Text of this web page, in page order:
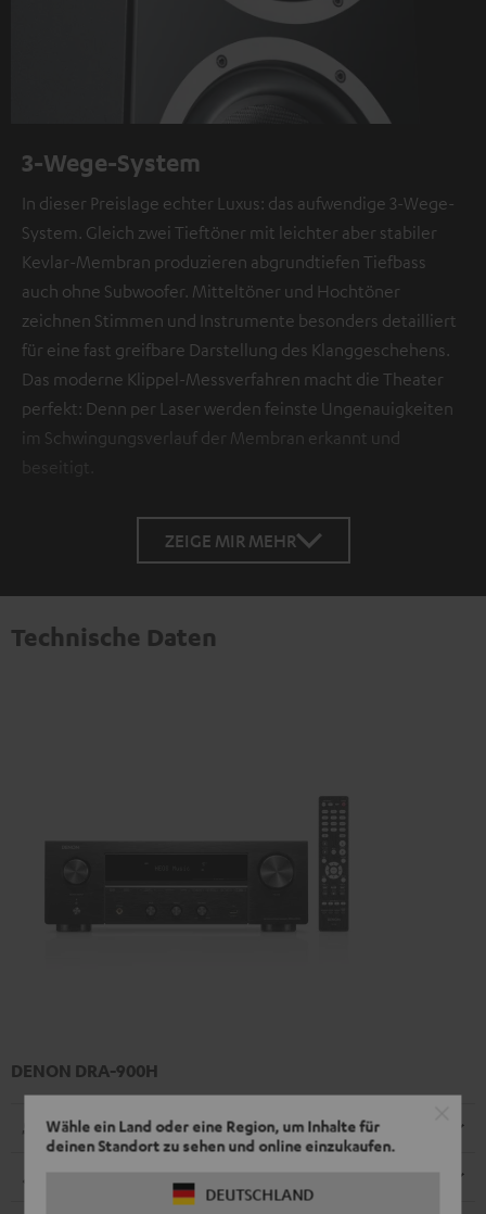
Wähle ein Land oder eine Region, um Inhalte für
deinen Standort zu sehen und online einzukaufen.
DEUTSCHLAND
3-Wege-System
In dieser Preislage echter Luxus: das aufwendige 3-Wege-
System. Gleich zwei Tieftöner mit leichter aber stabiler
Kevlar-Membran produzieren abgrundtiefen Tiefbass
auch ohne Subwoofer. Mitteltöner und Hochtöner
zeichnen Stimmen und Instrumente besonders detailliert
für eine fast greifbare Darstellung des Klanggeschehens.
Das moderne Klippel-Messverfahren macht die Theater
perfekt: Denn per Laser werden feinste Ungenauigkeiten
im Schwingungsverlauf der Membran erkannt und
ZEIGE MIR MEHR
Technische Daten
DENON DRA-900H
Radio